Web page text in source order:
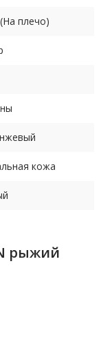
плечо)
кожа
рыжий